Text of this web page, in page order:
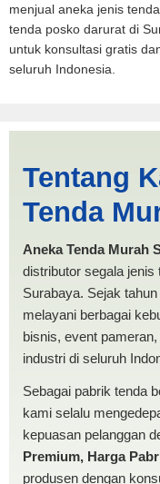
menjual aneka jenis
tenda posko darurat di
untuk konsultasi gratis
seluruh Indonesia.
|
MURAH
Tentang
Tenda
Aneka Tenda Murah
distributor segala
Surabaya. Sejak
melayani berbagai
bisnis, event
industri di seluruh
Sebagai pabrik tenda
kami selalu
kepuasan pelanggan
Premium, Harga
produsen dengan